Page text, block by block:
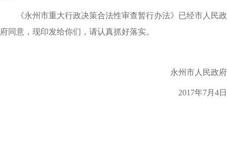
《永州市重大行政决策合法性审查暂行办法》已经市人民政
府同意，现印发给你们，请认真抓好落实。
永州市人民政府
2017年7月4日